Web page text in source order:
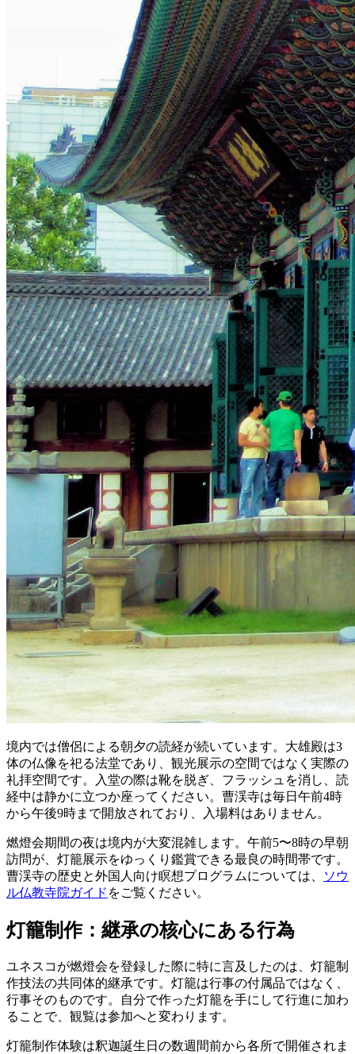
境内では僧侶による朝夕の読経が続いています。大雄殿は3
体の仏像を祀る法堂であり、観光展示の空間ではなく実際の
礼拝空間です。入堂の際は靴を脱ぎ、フラッシュを消し、読
経中は静かに立つか座ってください。曹渓寺は毎日午前4時
から午後9時まで開放されており、入場料はありません。
燃燈会期間の夜は境内が大変混雑します。午前5〜8時の早朝
訪問が、灯籠展示をゆっくり鑑賞できる最良の時間帯です。
曹渓寺の歴史と外国人向け瞑想プログラムについては、
ソウ
ル仏教寺院ガイド をご覧ください。
灯籠制作：継承の核心にある行為
ユネスコが燃燈会を登録した際に特に言及したのは、灯籠制
作技法の共同体的継承です。灯籠は行事の付属品ではなく、
行事そのものです。自分で作った灯籠を手にして行進に加わ
ることで、観覧は参加へと変わります。
灯籠制作体験は釈迦誕生日の数週間前から各所で開催されま